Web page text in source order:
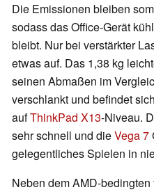
Die Emissionen bleiben
sodass das Office-Gerät
bleibt. Nur bei verstärkter
etwas auf. Das 1,38 kg
seinen Abmaßen im
verschlankt und befindet
aufThinkPad X13-Niveau.
sehr schnell und dieVega 7
gelegentliches Spielen in
Neben dem AMD-